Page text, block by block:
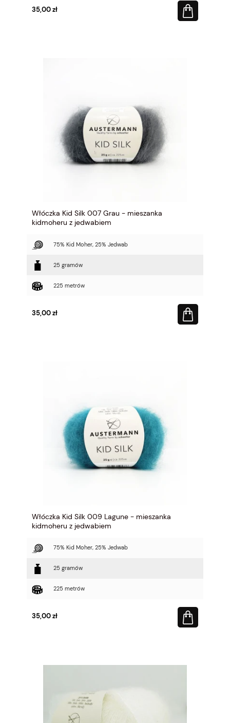
35,00 zł
Włóczka Kid Silk 007 Grau - mieszanka
kidmoheru z jedwabiem
75% Kid Moher, 25% Jedwab
25 gramów
225 metrów
35,00 zł
Włóczka Kid Silk 009 Lagune - mieszanka
kidmoheru z jedwabiem
75% Kid Moher, 25% Jedwab
25 gramów
225 metrów
35,00 zł